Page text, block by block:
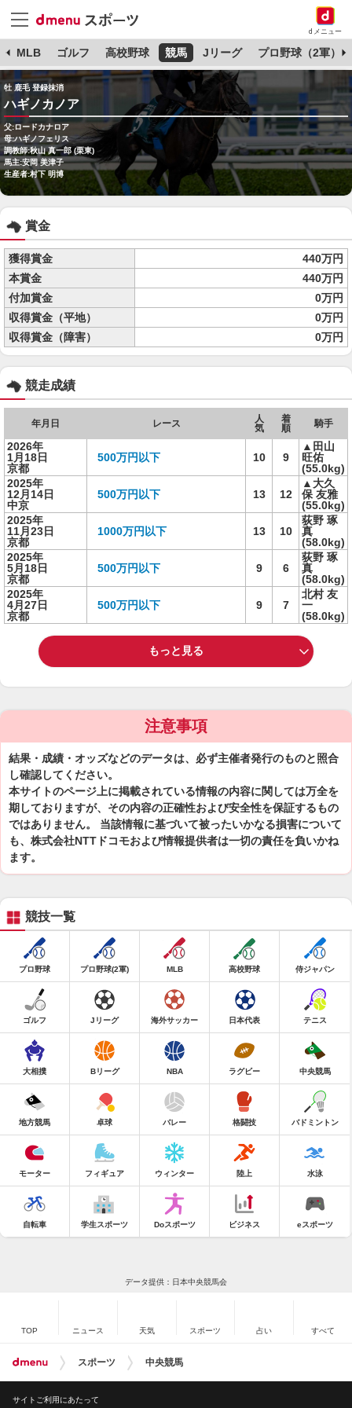
dメニュー
MLB ゴルフ 高校野球 競馬 Jリーグ プロ野球（2軍）
牡 鹿毛 登録抹消
ハギノカノア
父:ロードカナロア
母:ハギノフェリス
調教師:秋山 真一郎 (栗東)
馬主:安岡 美津子
生産者:村下 明博
賞金
獲得賞金
440万円
本賞金
440万円
付加賞金
0万円
収得賞金（平地）
0万円
収得賞金（障害）
0万円
競走成績
年月日 レース
人
気
着
順
騎手
2026年
1月18日
京都
500万円以下 10 9
▲田山
旺佑
(55.0kg)
2025年
12月14日
中京
500万円以下 13 12
▲大久
保 友雅
(55.0kg)
2025年
11月23日
京都
1000万円以下 13 10
荻野 琢
真
(58.0kg)
2025年
5月18日
京都
500万円以下 9 6
荻野 琢
真
(58.0kg)
2025年
4月27日
京都
500万円以下 9 7
北村 友
一
(58.0kg)
もっと見る
注意事項
結果・成績・オッズなどのデータは、必ず主催者発行のものと照合
し確認してください。
本サイトのページ上に掲載されている情報の内容に関しては万全を
期しておりますが、その内容の正確性および安全性を保証するもの
ではありません。 当該情報に基づいて被ったいかなる損害について
も、株式会社NTTドコモおよび情報提供者は一切の責任を負いかね
ます。
競技一覧
プロ野球 プロ野球(2軍) MLB 高校野球 侍ジャパン
ゴルフ Jリーグ 海外サッカー 日本代表 テニス
大相撲 Bリーグ NBA ラグビー 中央競馬
地方競馬 卓球 バレー 格闘技 バドミントン
モーター フィギュア ウィンター 陸上 水泳
自転車 学生スポーツ Doスポーツ ビジネス eスポーツ
データ提供：日本中央競馬会
TOP ニュース 天気 スポーツ 占い すべて
スポーツ 中央競馬
サイトご利用にあたって